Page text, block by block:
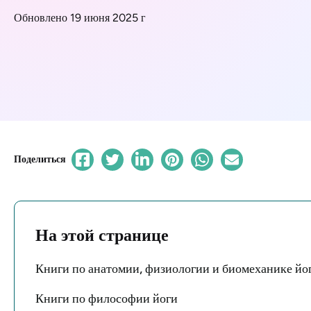
Обновлено 19 июня 2025 г
Поделиться
На этой странице
Книги по анатомии, физиологии и биомеханике
Книги по философии йоги